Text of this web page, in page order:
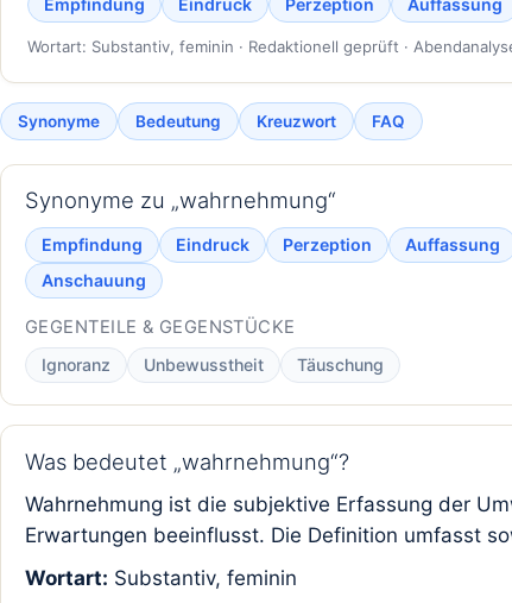
Empfindung Eindruck Perzeption Auffassung
Wortart: Substantiv, feminin · Redaktionell geprüft ·
Synonyme Bedeutung Kreuzwort FAQ
Synonyme zu „wahrnehmung“
Empfindung Eindruck Perzeption Auffassung
Anschauung
GEGENTEILE & GEGENSTÜCKE
Ignoranz Unbewusstheit Täuschung
Was bedeutet „wahrnehmung“?
Wahrnehmung ist die subjektive Erfassung der
Erwartungen beeinflusst. Die Definition umfasst
Wortart: Substantiv, feminin